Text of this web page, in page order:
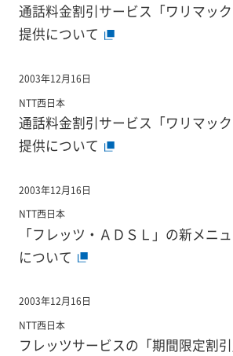
通話料金割引サービス「ワリマッ
提供について
2003年12月16日
NTT西日本
通話料金割引サービス「ワリマッ
提供について
2003年12月16日
NTT西日本
「フレッツ・ＡＤＳＬ」の新メニ
について
2003年12月16日
NTT西日本
フレッツサービスの「期間限定割